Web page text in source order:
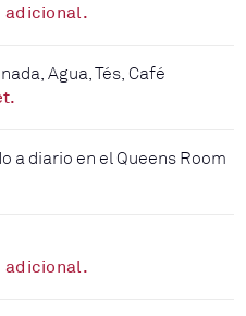
adicional.
Agua, Tés, Café
a diario en el Queens Room
adicional.